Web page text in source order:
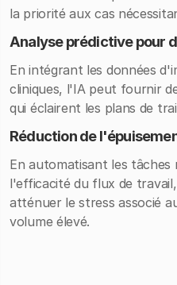
la priorité aux cas
Analyse prédictive pour
En intégrant les données
cliniques, l'IA peut fournir
qui éclairent les plans de
Réduction de
En automatisant les
l'efficacité du flux de
atténuer le stress associé
volume élevé.